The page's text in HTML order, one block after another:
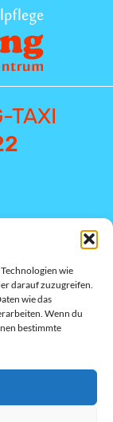
wie
darauf zuzugreifen.
wie das
Wenn du
bestimmte
TAXI